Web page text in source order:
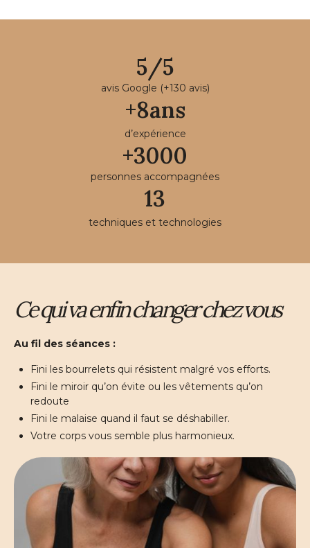
5/5
avis Google (+130 avis)
+8ans
d’expérience
+3000
personnes accompagnées
13
techniques et technologies
Ce qui va enfin changer chez vous
Au fil des séances :
Fini les bourrelets qui résistent malgré vos efforts.
Fini le miroir qu’on évite ou les vêtements qu’on
redoute
Fini le malaise quand il faut se déshabiller.
Votre corps vous semble plus harmonieux.